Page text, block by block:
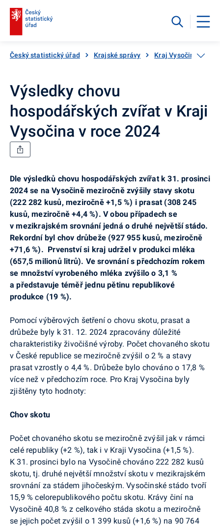
Český statistický úřad Krajské správy Kraj Vysočina
Výsledky chovu
hospodářských zvířat v Kraji
Vysočina v roce 2024
Dle výsledků chovu hospodářských zvířat k 31. prosinci
2024 se na Vysočině meziročně zvýšily stavy skotu
(222 282 kusů, meziročně +1,5 %) i prasat (308 245
kusů, meziročně +4,4 %). V obou případech se
v mezikrajském srovnání jedná o druhé největší stádo.
Rekordní byl chov drůbeže (927 955 kusů, meziročně
+71,6 %). Prvenství si kraj udržel v produkci mléka
(657,5 milionů litrů). Ve srovnání s předchozím rokem
se množství vyrobeného mléka zvýšilo o 3,1 %
a představuje téměř jednu pětinu republikové
produkce (19 %).
Pomocí výběrových šetření o chovu skotu, prasat a
drůbeže byly k 31. 12. 2024 zpracovány důležité
charakteristiky živočišné výroby. Počet chovaného skotu
v České republice se meziročně zvýšil o 2 % a stavy
prasat vzrostly o 4,4 %. Drůbeže bylo chováno o 17,8 %
více než v předchozím roce. Pro Kraj Vysočina byly
zjištěny tyto hodnoty:
Chov skotu
Počet chovaného skotu se meziročně zvýšil jak v rámci
celé republiky (+2 %), tak i v Kraji Vysočina (+1,5 %).
K 31. prosinci bylo na Vysočině chováno 222 282 kusů
skotu, tj. druhé největší množství skotu v mezikrajském
srovnání za stádem jihočeským. Vysočinské stádo tvoří
15,9 % celorepublikového počtu skotu. Krávy činí na
Vysočině 40,8 % z celkového stáda skotu a meziročně
se jejich počet zvýšil o 1 399 kusů (+1,6 %) na 90 764